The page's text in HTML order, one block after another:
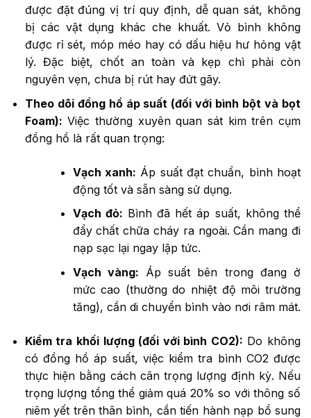
được đặt đúng vị trí quy định, dễ quan sát, không
bị các vật dụng khác che khuất. Vỏ bình không
được rỉ sét, móp méo hay có dấu hiệu hư hỏng vật
lý. Đặc biệt, chốt an toàn và kẹp chì phải còn
nguyên vẹn, chưa bị rút hay đứt gãy.
Theo dõi đồng hồ áp suất (đối với bình bột và bọt
Foam): Việc thường xuyên quan sát kim trên cụm
đồng hồ là rất quan trọng:
Vạch xanh: Áp suất đạt chuẩn, bình hoạt
động tốt và sẵn sàng sử dụng.
Vạch đỏ: Bình đã hết áp suất, không thể
đẩy chất chữa cháy ra ngoài. Cần mang đi
nạp sạc lại ngay lập tức.
Vạch vàng: Áp suất bên trong đang ở
mức cao (thường do nhiệt độ môi trường
tăng), cần di chuyển bình vào nơi râm mát.
Kiểm tra khối lượng (đối với bình CO2): Do không
có đồng hồ áp suất, việc kiểm tra bình CO2 được
thực hiện bằng cách cân trọng lượng định kỳ. Nếu
trọng lượng tổng thể giảm quá 20% so với thông số
niêm yết trên thân bình, cần tiến hành nạp bổ sung